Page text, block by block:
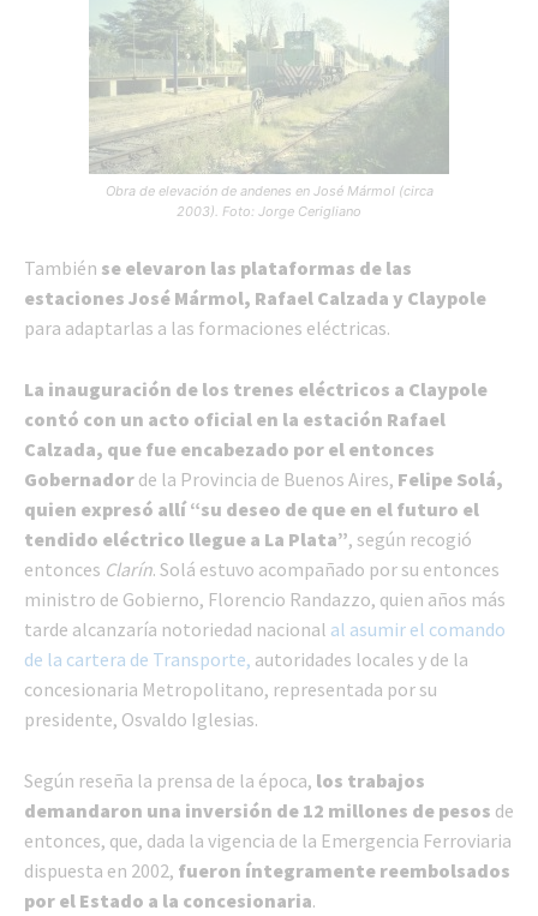
Obra de elevación de andenes en José Mármol (circa
2003). Foto: Jorge Cerigliano
También se elevaron las plataformas de las
estaciones José Mármol, Rafael Calzada y Claypole
para adaptarlas a las formaciones eléctricas.
La inauguración de los trenes eléctricos a Claypole
contó con un acto oficial en la estación Rafael
Calzada, que fue encabezado por el entonces
Gobernador de la Provincia de Buenos Aires, Felipe Solá,
quien expresó allí “su deseo de que en el futuro el
tendido eléctrico llegue a La Plata”, según recogió
entonces Clarín. Solá estuvo acompañado por su entonces
ministro de Gobierno, Florencio Randazzo, quien años más
tarde alcanzaría notoriedad nacional al asumir el comando
de la cartera de Transporte, autoridades locales y de la
concesionaria Metropolitano, representada por su
presidente, Osvaldo Iglesias.
Según reseña la prensa de la época, los trabajos
demandaron una inversión de 12 millones de pesos de
entonces, que, dada la vigencia de la Emergencia Ferroviaria
dispuesta en 2002, fueron íntegramente reembolsados
por el Estado a la concesionaria.